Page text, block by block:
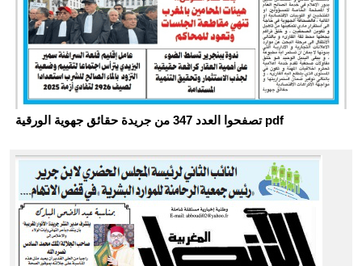
تصفحوا العدد 347 من جريدة حقائق جهوية الورقية pdf